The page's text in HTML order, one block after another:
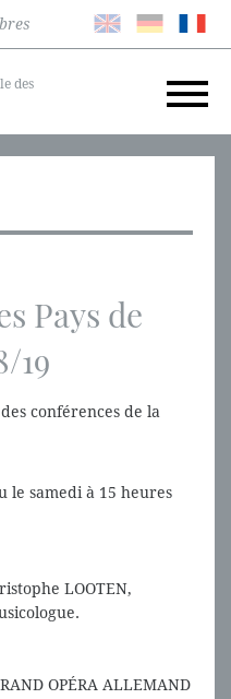
des
Pays de
19
conférences de la
le samedi à 15 heures
LOOTEN,
OPÉRA ALLEMAND